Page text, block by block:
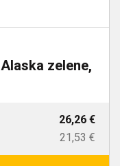
zelene,
26,26 €
21,53 €